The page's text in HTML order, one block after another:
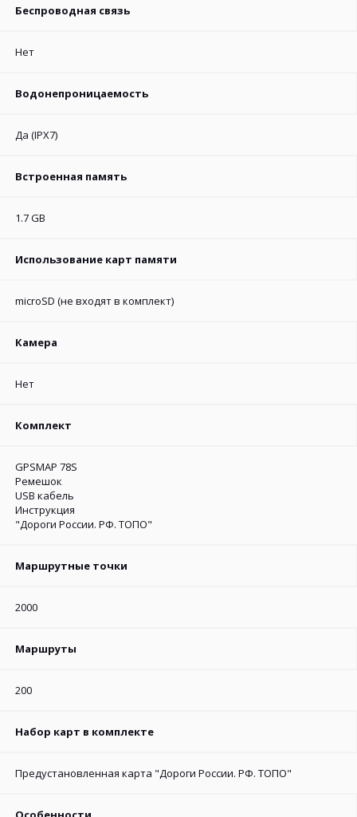
Беспроводная связь
Нет
Водонепроницаемость
Да (IPX7)
Встроенная память
1.7 GB
Использование карт памяти
microSD (не входят в комплект)
Камера
Нет
Комплект
GPSMAP 78S
Ремешок
USB кабель
Инструкция
"Дороги России. РФ. ТОПО"
Маршрутные точки
2000
Маршруты
200
Набор карт в комплекте
Предустановленная карта "Дороги России. РФ. ТОПО"